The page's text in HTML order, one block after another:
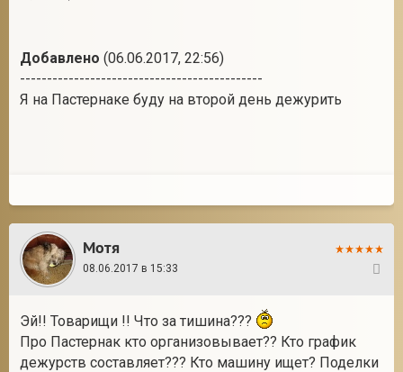
Добавлено (06.06.2017, 22:56)
---------------------------------------------
Я на Пастернаке буду на второй день дежурить
Мотя
08.06.2017 в 15:33
Эй!! Товарищи !! Что за тишина???
Про Пастернак кто организовывает?? Кто график
дежурств составляет??? Кто машину ищет? Поделки